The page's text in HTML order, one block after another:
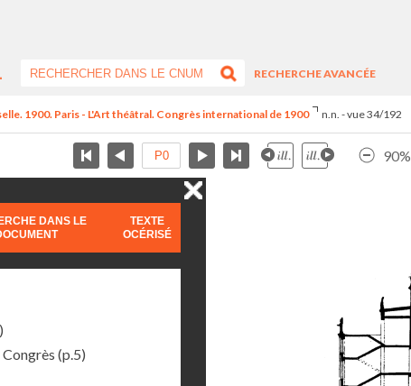
RECHERCHE AVANCÉE
1900. Paris - L'Art théâtral. Congrès international de 1900 n.n. - vue 34/192
90%
DANS LE
TEXTE
OCÉRISÉ
(p.5)